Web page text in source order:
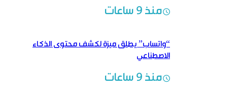
منذ 9 ساعات
“واتساب” يطلق ميزة لكشف محتوى الذكاء
الاصطناعي
منذ 9 ساعات